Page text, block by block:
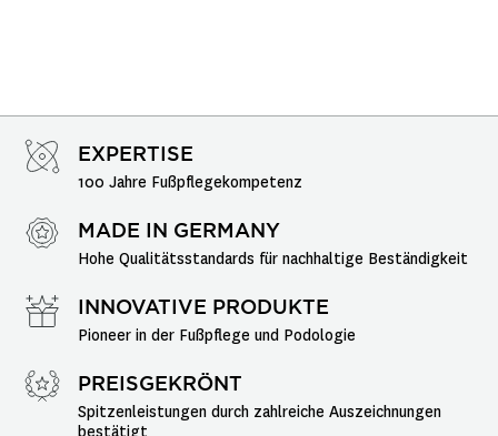
EXPERTISE
100 Jahre Fußpflegekompetenz
MADE IN GERMANY
Hohe Qualitätsstandards für nachhaltige Beständigkeit
INNOVATIVE PRODUKTE
Pioneer in der Fußpflege und Podologie
PREISGEKRÖNT
Spitzenleistungen durch zahlreiche Auszeichnungen